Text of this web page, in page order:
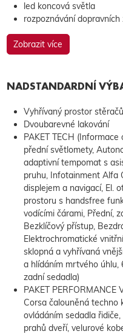
led koncová světla
rozpoznávání dopravních
Zobrazit více
NADSTANDARDNÍ
Vyhřívaný prostor stěračů
Dvoubarevné lakování
PAKET TECH
přední světlomety,
adaptivní tempomat s
pruhu, Infotainment Alfa
displejem a navigací, El.
prostoru s handsfree
vodícími čárami, Přední,
Bezklíčový přístup,
Elektrochromatické
sklopná a vyhřívaná
a hlídáním mrtvého úhlu,
zadní sedadla)
PAKET
Corsa čalouněná techno
ovládáním sedadla
prahů dveří, velurové